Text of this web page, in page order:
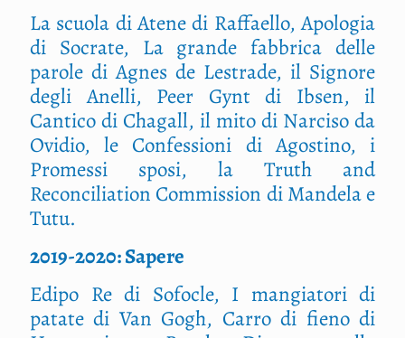
La scuola di Atene di Raffaello, Apologia
di Socrate, La grande fabbrica delle
parole di Agnes de Lestrade, il Signore
degli Anelli, Peer Gynt di Ibsen, il
Cantico di Chagall, il mito di Narciso da
Ovidio, le Confessioni di Agostino, i
Promessi sposi, la Truth and
Reconciliation Commission di Mandela e
Tutu.
2019-2020: Sapere
Edipo Re di Sofocle, I mangiatori di
patate di Van Gogh, Carro di fieno di